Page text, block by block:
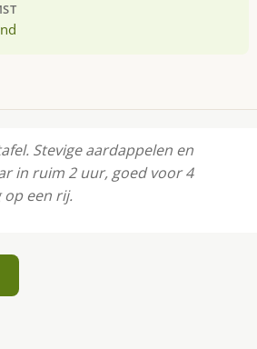
Stevige aardappelen en
in ruim 2 uur, goed voor 4
een rij.